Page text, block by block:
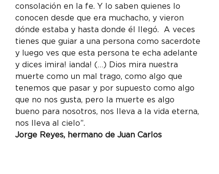
consolación en la fe. Y lo saben quienes lo
conocen desde que era muchacho, y vieron
dónde estaba y hasta donde él llegó.  A veces
tienes que guiar a una persona como sacerdote
y luego ves que esta persona te echa adelante
y dices ¡mira! ¡anda! (…) Dios mira nuestra
muerte como un mal trago, como algo que
tenemos que pasar y por supuesto como algo
que no nos gusta, pero la muerte es algo
bueno para nosotros, nos lleva a la vida eterna,
nos lleva al cielo”.
Jorge Reyes, hermano de Juan Carlos